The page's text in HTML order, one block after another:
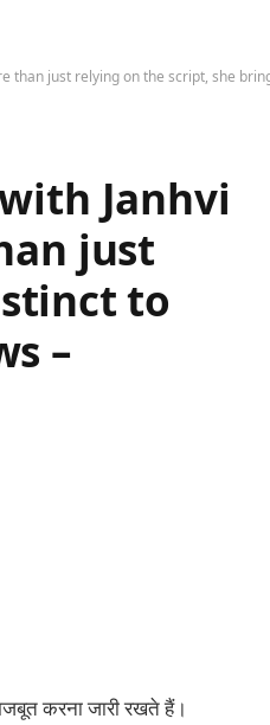
just relying on the script, she
Janhvi
just
to
–
करना जारी रखते हैं।